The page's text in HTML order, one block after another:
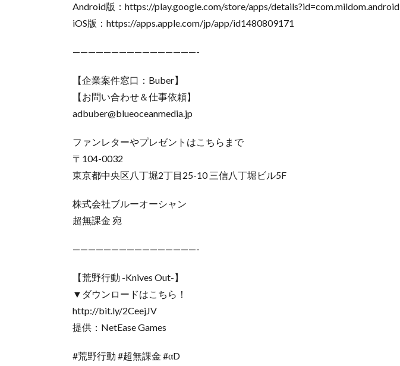
Android版：https://play.google.com/store/apps/details?id=com.mildom.android
iOS版：https://apps.apple.com/jp/app/id1480809171
————————————————-
【企業案件窓口：Buber】
【お問い合わせ＆仕事依頼】
adbuber@blueoceanmedia.jp
ファンレターやプレゼントはこちらまで
〒104-0032
東京都中央区八丁堀2丁目25-10 三信八丁堀ビル5F
株式会社ブルーオーシャン
超無課金 宛
————————————————-
【荒野行動 -Knives Out-】
▼ダウンロードはこちら！
http://bit.ly/2CeejJV
提供：NetEase Games
#荒野行動 #超無課金 #αD